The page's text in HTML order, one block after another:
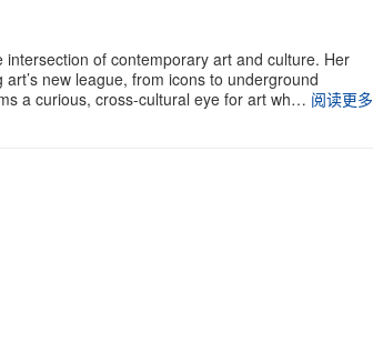
of contemporary art and culture. Her
new league, from icons to underground
a curious, cross-cultural eye for art wh… 阅读更多